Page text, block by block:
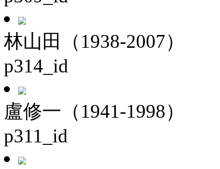
林山田（1938-2007）
p314_id
盧修一（1941-1998）
p311_id